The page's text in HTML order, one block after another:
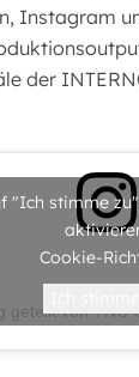
Instagram
der
geteilt von TNC
"Ich stimme
Cookie-